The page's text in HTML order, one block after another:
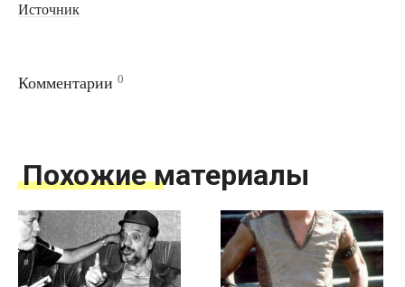
Источник
Комментарии 0
Похожие материалы